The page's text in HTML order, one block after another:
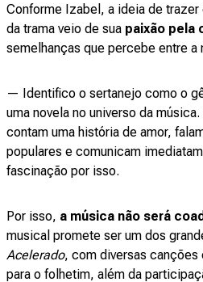
Conforme Izabel, a ideia de
da trama veio de sua paixão pela
semelhanças que percebe entre a
— Identifico o sertanejo como o
uma novela no universo da
contam uma história de amor,
populares e comunicam
fascinação por isso.
Por isso, a música não será
musical promete ser um dos
Acelerado, com diversas
para o folhetim, além da